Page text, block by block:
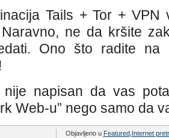
Tails + Tor +
Naravno, ne da kršite
Ono što radite na
napisan da vas
Web-u” nego samo da
Objavljeno u Featured, Internet